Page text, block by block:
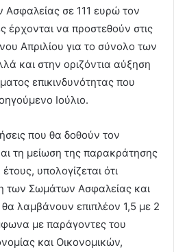
σε 111 ευρώ τον
έρχονται να προστεθούν στις
Απριλίου για το σύνολο των
και στην οριζόντια αύξηση
επικινδυνότητας που
Ιούλιο.
που θα δοθούν τον
τη μείωση της παρακράτησης
υπολογίζεται ότι
των Σωμάτων Ασφαλείας και
λαμβάνουν επιπλέον 1,5 με 2
με παράγοντες του
και Οικονομικών,